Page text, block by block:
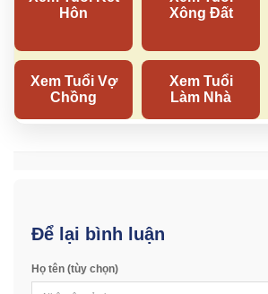
Để lại bình luận
Họ tên (tùy chọn)